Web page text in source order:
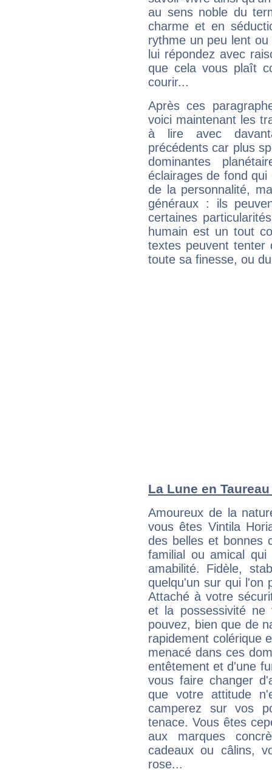
au sens noble du
charme et en
rythme un peu lent
lui répondez avec
que cela vous plaît
courir...
Après ces
voici maintenant les
à lire avec
précédents car plus
dominantes
éclairages de fond
de la personnalité,
généraux : ils
certaines
humain est un tout
textes peuvent tenter
toute sa finesse, ou
La Lune en
Amoureux de la
vous êtes Vintila
des belles et bonnes
familial ou amical
amabilité. Fidèle,
quelqu'un sur qui l'on
Attaché à votre
et la possessivité
pouvez, bien que de
rapidement colérique
menacé dans ces
entêtement et d'une
vous faire changer
que votre attitude
camperez sur vos
tenace. Vous êtes
aux marques
cadeaux ou câlins,
rose...